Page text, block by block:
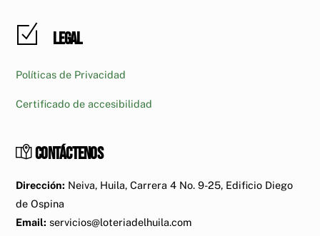
Legal
Políticas de Privacidad
Certificado de accesibilidad
Contáctenos
Dirección: Neiva, Huila, Carrera 4 No. 9-25, Edificio Diego
de Ospina
Email: servicios@loteriadelhuila.com